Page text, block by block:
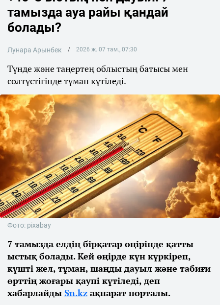
тамызда ауа райы қандай
болады?
Лунара Арынбек 2026 ж. 07 там., 07:30
Түнде және таңертең облыстың батысы мен
солтүстігінде тұман күтіледі.
Фото: pixabay
7 тамызда елдің бірқатар өңірінде қатты
ыстық болады. Кей өңірде күн күркіреп,
күшті жел, тұман, шаңды дауыл және табиғи
өрттің жоғары қаупі күтіледі, деп
хабарлайды Sn.kz ақпарат порталы.